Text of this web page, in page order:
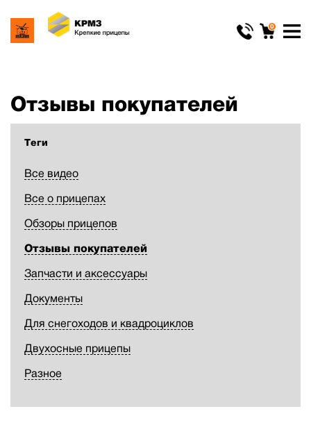
0
Отзывы покупателей
Теги
Все видео
Все о прицепах
Обзоры прицепов
Отзывы покупателей
Запчасти и аксессуары
Документы
Для снегоходов и квадроциклов
Двухосные прицепы
Разное